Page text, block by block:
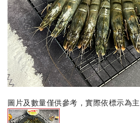
圖片及數量僅供參考，實際依標示為主